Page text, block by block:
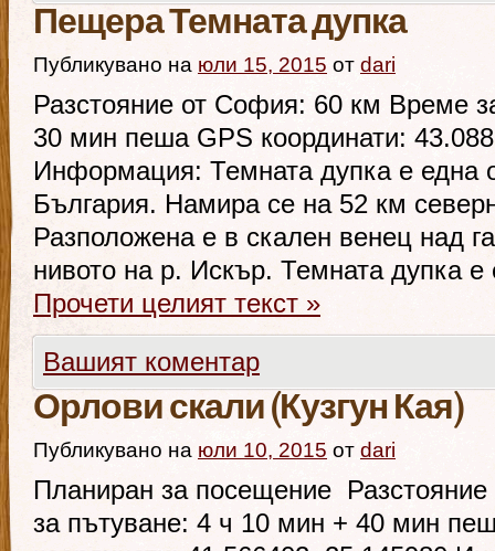
Пещера Темната дупка
Публикувано на юли 15, 2015 от dari
Разстояние от София: 60 км Време
30 мин пеша GPS координати:
Информация: Темната дупка е една
България. Намира се на 52 км
Разположена е в скален венец над
нивото на р. Искър. Темната дупка
Прочети целият текст »
Вашият коментар
Орлови скали (Кузгун Кая)
Публикувано на юли 10, 2015 от dari
Планиран за посещение
за пътуване: 4 ч 10 мин + 40 мин